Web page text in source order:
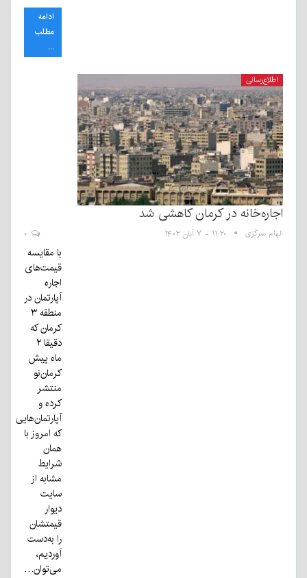
ادامه
مطلب
...
اطلاع‌رسانی
اجاره‌خانه در کرمان کاهشی شد
الهام سرگزی ۱۱:۲۰ - ۷ آبان ۱۴۰۲
با مقایسه
قیمت‌های
اجاره
آپارتمان در
منطقه ۳
کرمان که
دقیقا ۲
ماه پیش
کرمان‌نو
منتشر
کرده و
آپارتمان‌هایی
که امروز با
همان
شرایط
مشابه از
سایت
دیوار
قیمتشان
را به‌دست
آوردیم،
می‌توان…